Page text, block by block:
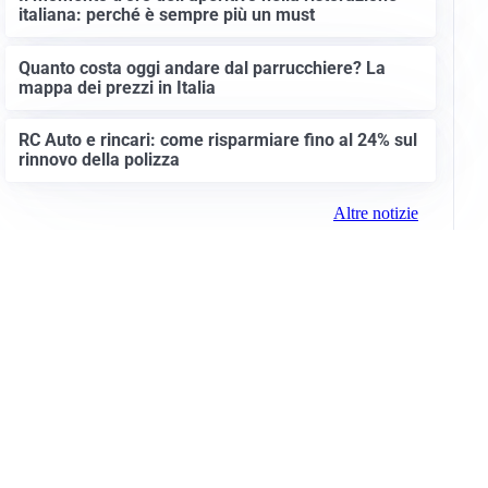
italiana: perché è sempre più un must
Quanto costa oggi andare dal parrucchiere? La
mappa dei prezzi in Italia
RC Auto e rincari: come risparmiare fino al 24% sul
rinnovo della polizza
Altre notizie